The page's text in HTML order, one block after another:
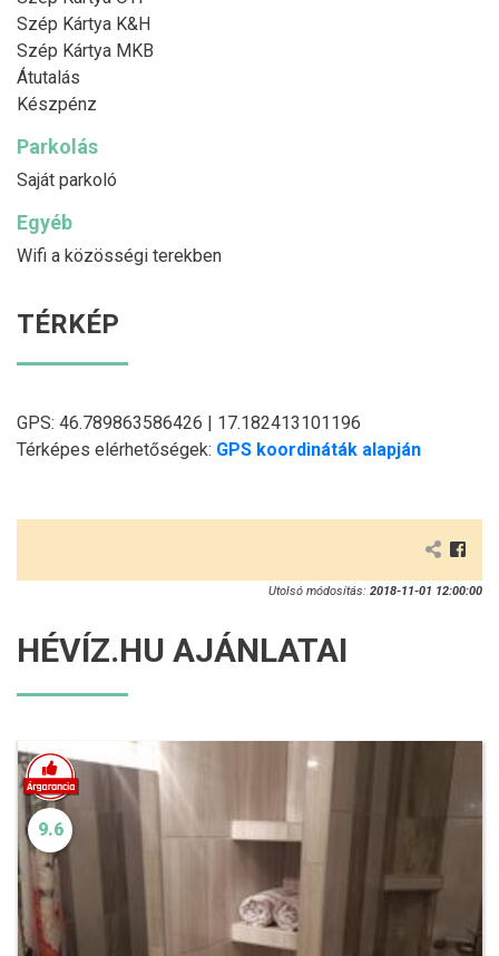
Szép Kártya K&H
Szép Kártya MKB
Átutalás
Készpénz
Parkolás
Saját parkoló
Egyéb
Wifi a közösségi terekben
TÉRKÉP
GPS: 46.789863586426 | 17.182413101196
Térképes elérhetőségek: GPS koordináták alapján
Utolsó módosítás: 2018-11-01 12:00:00
HÉVÍZ.HU AJÁNLATAI
9.6